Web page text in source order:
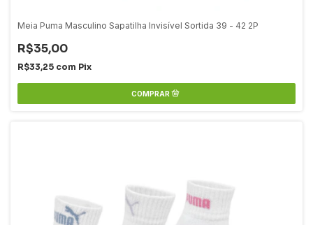
Meia Puma Masculino Sapatilha Invisível Sortida 39 - 42 2P
R$35,00
R$33,25 com Pix